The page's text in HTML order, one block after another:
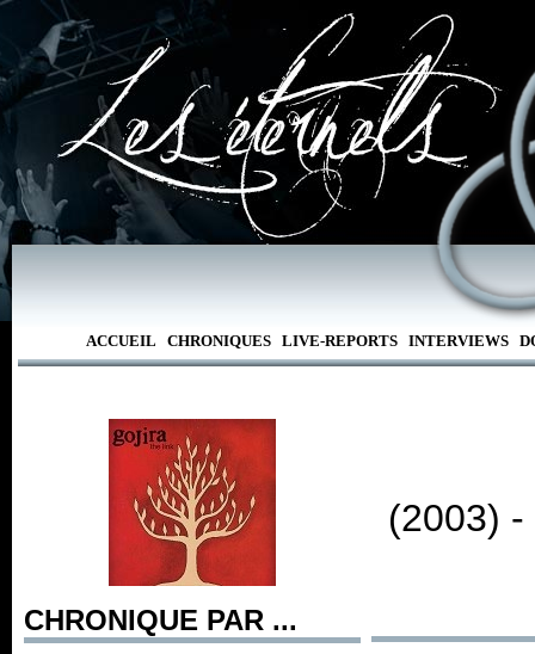
ACCUEIL CHRONIQUES LIVE-REPORTS INTERVIEWS
CHRONIQUE PAR ...
(2003) -